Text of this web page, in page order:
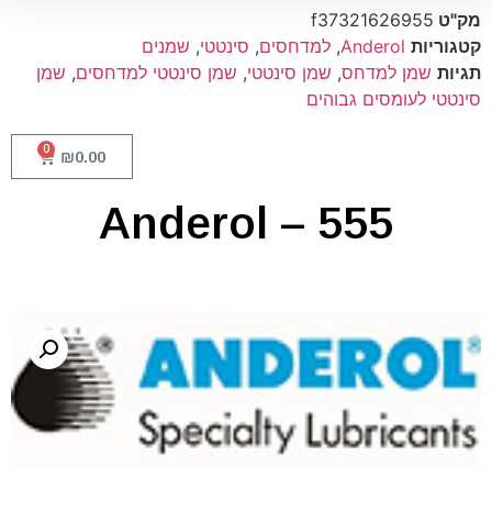
מק"ט f37321626955
קטגוריות Anderol
, למדחסים, סינטטי, שמנים
תגיות שמן למדחס, שמן סינטטי, שמן סינטטי למדחסים, שמן
סינטטי לעומסים גבוהים
₪0.00
0
Anderol – 555